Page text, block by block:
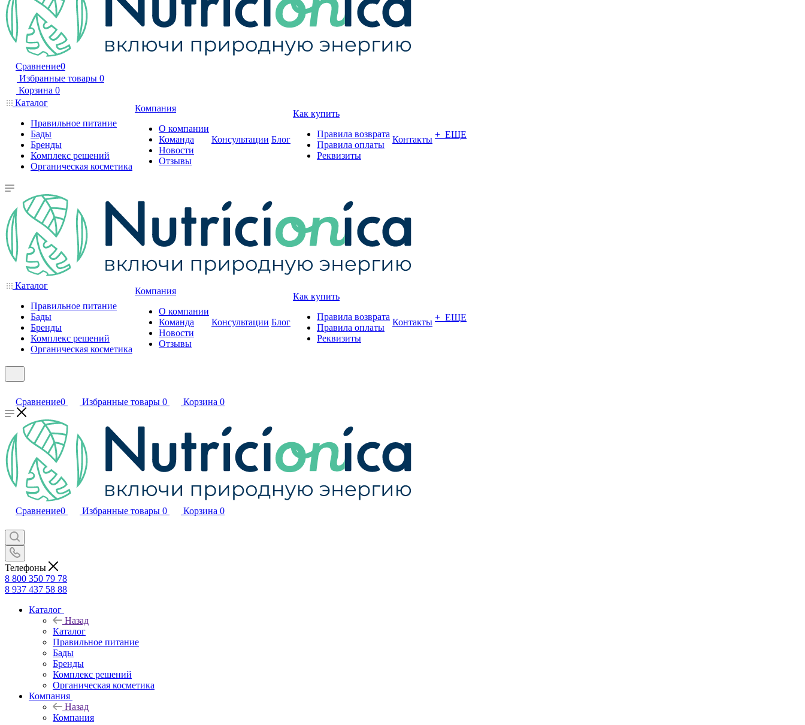
Сравнение0
Избранные товары 0
Корзина 0
Каталог
Правильное питание
Бады
Бренды
Комплекс решений
Органическая косметика
Компания
О компании
Команда
Новости
Отзывы
Консультации Блог
Как купить
Правила возврата
Правила оплаты
Реквизиты
Контакты + ЕЩЕ
Каталог
Правильное питание
Бады
Бренды
Комплекс решений
Органическая косметика
Компания
О компании
Команда
Новости
Отзывы
Консультации Блог
Как купить
Правила возврата
Правила оплаты
Реквизиты
Контакты + ЕЩЕ
Сравнение0 Избранные товары 0 Корзина 0
Сравнение0 Избранные товары 0 Корзина 0
Телефоны
8 800 350 79 78
8 937 437 58 88
Каталог
Назад
Каталог
Правильное питание
Бады
Бренды
Комплекс решений
Органическая косметика
Компания
Назад
Компания